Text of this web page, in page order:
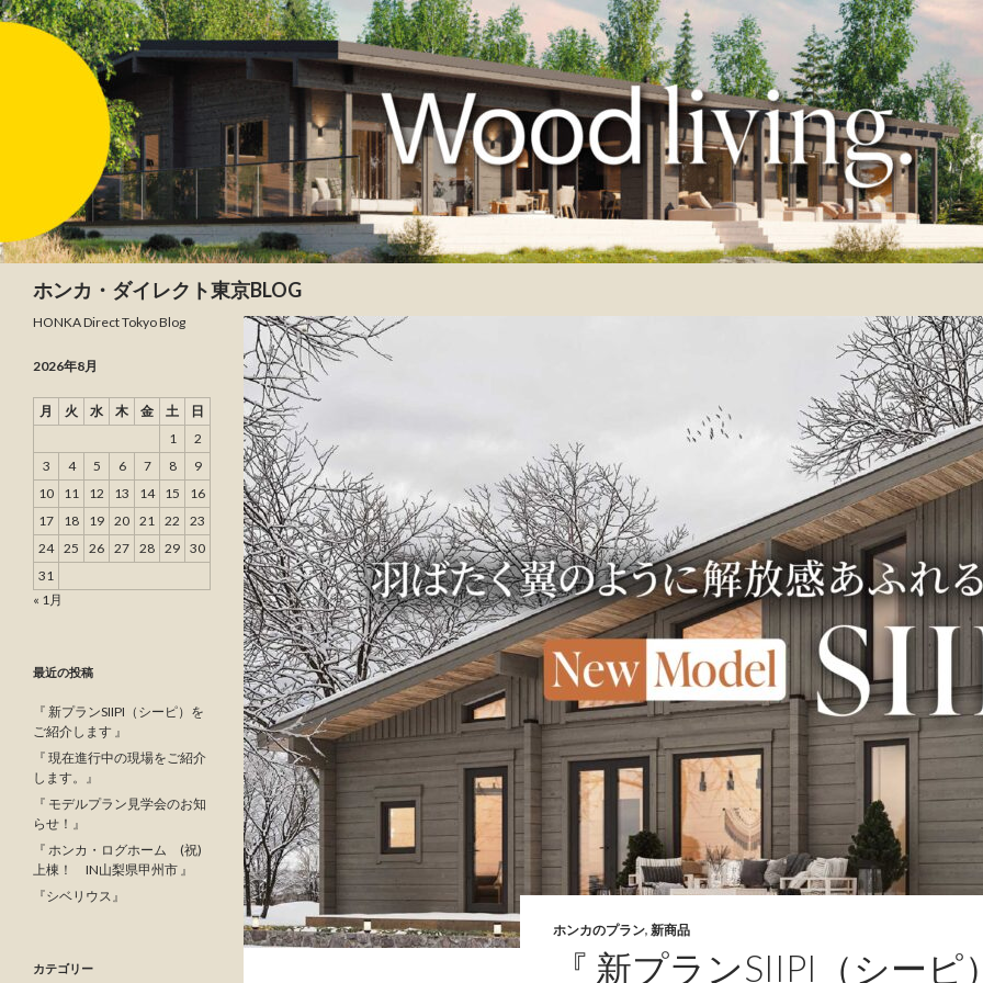
ホンカ・ダイレクト東京BLOG
ホンカのプラン, 新商品
『 新プランSIIPI（シーピ
HONKA Direct Tokyo Blog
2026年8月
月 火 水 木 金 土
日
1
2
3
4 5 6 7 8
9
10
11 12 13 14 15
16
17
18 19 20 21 22
23
24 25 26 27 28 29 30
31
« 1月
最近の投稿
『 新プランSIIPI（シーピ）を
ご紹介します 』
『 現在進行中の現場をご紹介
します。』
『 モデルプラン見学会のお知
らせ！』
『 ホンカ・ログホーム (祝)
上棟！ IN山梨県甲州市 』
『シベリウス』
カテゴリー